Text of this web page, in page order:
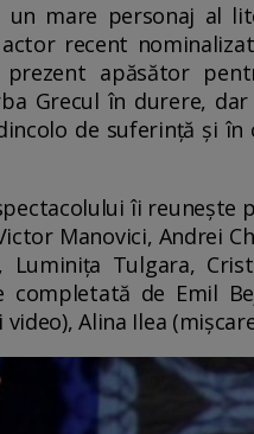
mare personaj al
recent
prezent apăsător
Grecul în durere,
de suferință și
îi reunește
Manovici, Andrei
Luminița Tulgara,
completată de Emil
Alina Ilea